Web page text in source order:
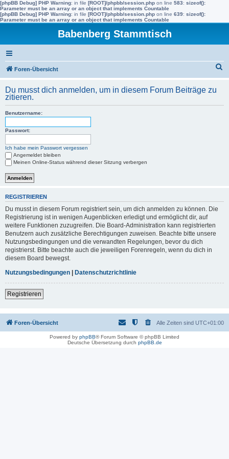
[phpBB Debug] PHP Warning: in file [ROOT]/phpbb/session.php on line 583: sizeof():
Parameter must be an array or an object that implements Countable
[phpBB Debug] PHP Warning: in file [ROOT]/phpbb/session.php on line 639: sizeof():
Parameter must be an array or an object that implements Countable
Babenberg Stammtisch
Foren-Übersicht
h
Du musst dich anmelden, um in diesem Forum Beiträge zu
zitieren.
Benutzername:
Passwort:
Ich habe mein Passwort vergessen
Angemeldet bleiben
Meinen Online-Status während dieser Sitzung verbergen
REGISTRIEREN
Du musst in diesem Forum registriert sein, um dich anmelden zu können. Die
Registrierung ist in wenigen Augenblicken erledigt und ermöglicht dir, auf
weitere Funktionen zuzugreifen. Die Board-Administration kann registrierten
Benutzern auch zusätzliche Berechtigungen zuweisen. Beachte bitte unsere
Nutzungsbedingungen und die verwandten Regelungen, bevor du dich
registrierst. Bitte beachte auch die jeweiligen Forenregeln, wenn du dich in
diesem Board bewegst.
Nutzungsbedingungen | Datenschutzrichtlinie
Registrieren
Foren-Übersicht Alle Zeiten sind UTC+01:00
Powered by phpBB® Forum Software © phpBB Limited
Deutsche Übersetzung durch phpBB.de